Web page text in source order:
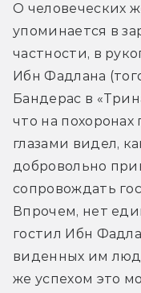
О человеческих
упоминается в
частности, в
Ибн Фадлана
Бандерас в
что на
глазами видел,
добровольно
сопровождать
Впрочем, нет
гостил Ибн
виденных им
же успехом это